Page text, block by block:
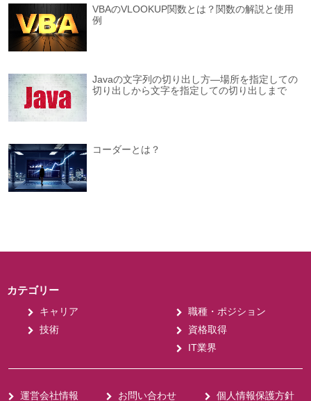
VBAのVLOOKUP関数とは？関数の解説と使用
例
Javaの文字列の切り出し方―場所を指定しての
切り出しから文字を指定しての切り出しまで
コーダーとは？
カテゴリー
キャリア
職種・ポジション
技術
資格取得
IT業界
運営会社情報 お問い合わせ 個人情報保護方針